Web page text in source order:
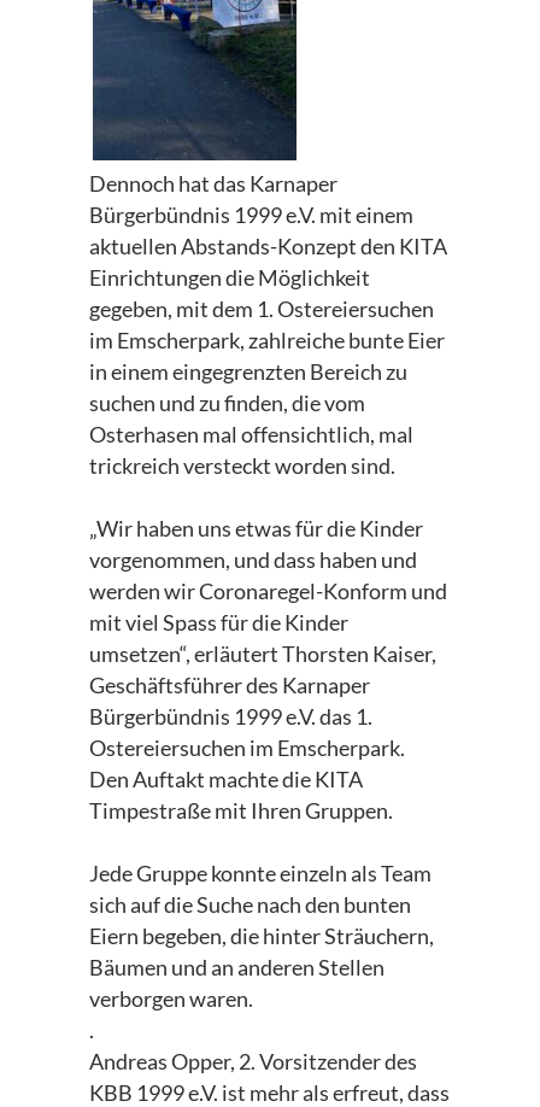
Dennoch hat das Karnaper
Bürgerbündnis 1999 e.V. mit einem
aktuellen Abstands-Konzept den KITA
Einrichtungen die Möglichkeit
gegeben, mit dem 1. Ostereiersuchen
im Emscherpark, zahlreiche bunte Eier
in einem eingegrenzten Bereich zu
suchen und zu finden, die vom
Osterhasen mal offensichtlich, mal
trickreich versteckt worden sind.
„Wir haben uns etwas für die Kinder
vorgenommen, und dass haben und
werden wir Coronaregel-Konform und
mit viel Spass für die Kinder
umsetzen“, erläutert Thorsten Kaiser,
Geschäftsführer des Karnaper
Bürgerbündnis 1999 e.V. das 1.
Ostereiersuchen im Emscherpark.
Den Auftakt machte die KITA
Timpestraße mit Ihren Gruppen.
Jede Gruppe konnte einzeln als Team
sich auf die Suche nach den bunten
Eiern begeben, die hinter Sträuchern,
Bäumen und an anderen Stellen
verborgen waren.
.
Andreas Opper, 2. Vorsitzender des
KBB 1999 e.V. ist mehr als erfreut, dass